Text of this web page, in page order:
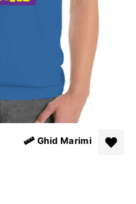
Ghid Marimi